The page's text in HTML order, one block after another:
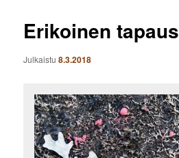
Erikoinen tapaus
Julkaistu8.3.2018